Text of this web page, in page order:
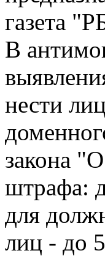
газета
В
нести
закона
штрафа:
для
лиц - до